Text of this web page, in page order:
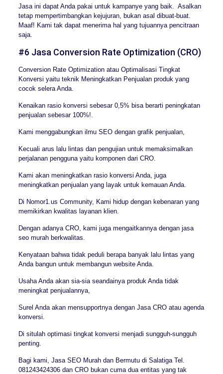
Jasa ini dapat Anda pakai untuk kampanye yang baik. Asalkan
tetap mempertimbangkan kejujuran, bukan asal dibuat-buat.
Maaf! Kami tak dapat menerima hal yang tujuannya pencitraan
saja.
#6 Jasa Conversion Rate Optimization (CRO)
Conversion Rate Optimization atau Optimalisasi Tingkat
Konversi yaitu teknik Meningkatkan Penjualan produk yang
cocok selera Anda.
Kenaikan rasio konversi sebesar 0,5% bisa berarti peningkatan
penjualan sebesar 100%!.
Kami menggabungkan ilmu SEO dengan grafik penjualan,
Kecuali arus lalu lintas dan pengujian untuk memaksimalkan
perjalanan pengguna yaitu komponen dari CRO.
Kami akan meningkatkan rasio konversi Anda, juga
meningkatkan penjualan yang layak untuk kemauan Anda.
Di Nomor1.us Community, Kami hidup dengan kebenaran yang
memikirkan kwalitas layanan klien.
Dengan adanya CRO, kami juga mengaitkannya dengan jasa
seo murah berkwalitas.
Kenyataan bahwa tidak peduli berapa banyak lalu lintas yang
Anda bangun untuk membangun website Anda.
Usaha Anda akan sia-sia seandainya produk Anda tidak
meningkat penjualannya,
Surel Anda akan mensupportnya dengan Jasa CRO atau agenda
konversi.
Di situlah optimasi tingkat konversi menjadi sungguh-sungguh
penting.
Bagi kami, Jasa SEO Murah dan Bermutu di Salatiga Tel.
081243424306 dan CRO bukan cuma dua entitas yang tak